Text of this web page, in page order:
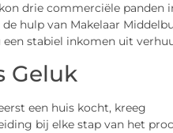
drie commerciële panden
hulp van Makelaar
een stabiel inkomen uit
Geluk
een huis kocht, kreeg
bij elke stap van het